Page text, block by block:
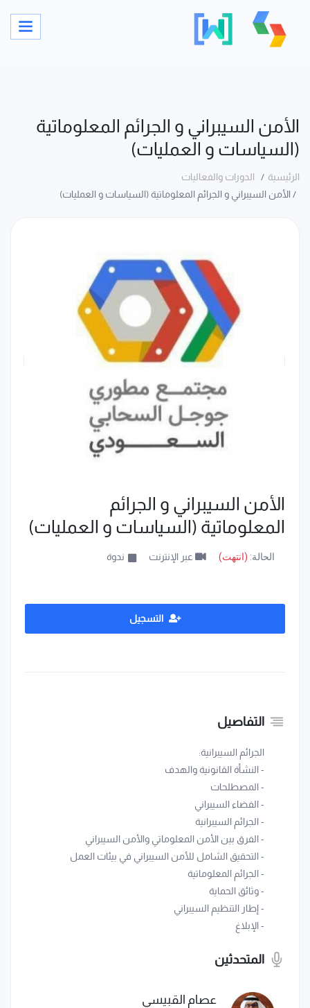
الأمن السيبراني و الجرائم المعلوماتية
(السياسات و العمليات)
الرئيسية
الدورات والفعاليات
الأمن السيبراني و الجرائم المعلوماتية (السياسات و العمليات)
الأمن السيبراني و الجرائم
المعلوماتية (السياسات و العمليات)
الحالة: (انتهت) عبر الإنترنت ندوة
التسجيل
التفاصيل
الجرائم السيبرانية:
- النشأة القانونية والهدف
- المصطلحات
- الفضاء السيبراني
- الجرائم السيبرانية
- الفرق بين الأمن المعلوماتي والأمن السيبراني
- التحقيق الشامل للأمن السيبراني في بيئات العمل
- الجرائم المعلوماتية
- وثائق الحماية
- إطار التنظيم السيبراني
- الإبلاغ
المتحدثين
عصام القبيسي